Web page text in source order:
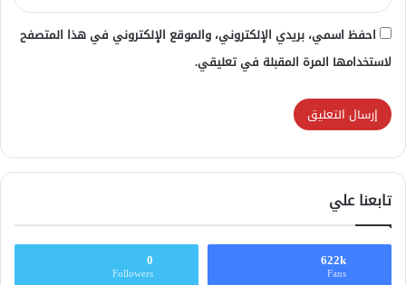
احفظ اسمي، بريدي الإلكتروني، والموقع الإلكتروني في هذا المتصفح
لاستخدامها المرة المقبلة في تعليقي.
تابعنا علي
622k
Fans
0
Followers